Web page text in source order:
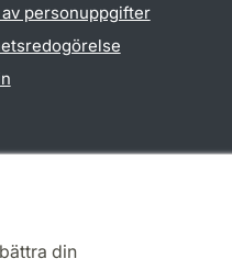
din
personuppgifter